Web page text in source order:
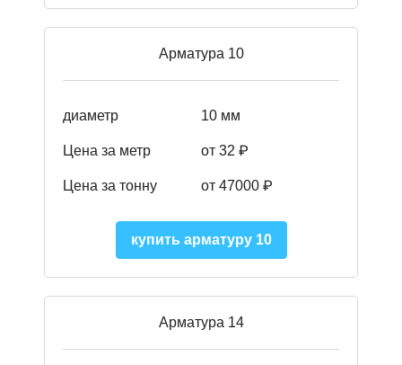
Арматура 10
диаметр 10 мм
Цена за метр от 32 ₽
Цена за тонну от 47000 ₽
купить арматуру 10
Арматура 14